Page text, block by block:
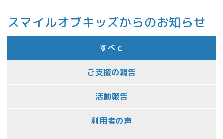
スマイルオブキッズからのお知らせ
すべて
ご支援の報告
活動報告
利用者の声